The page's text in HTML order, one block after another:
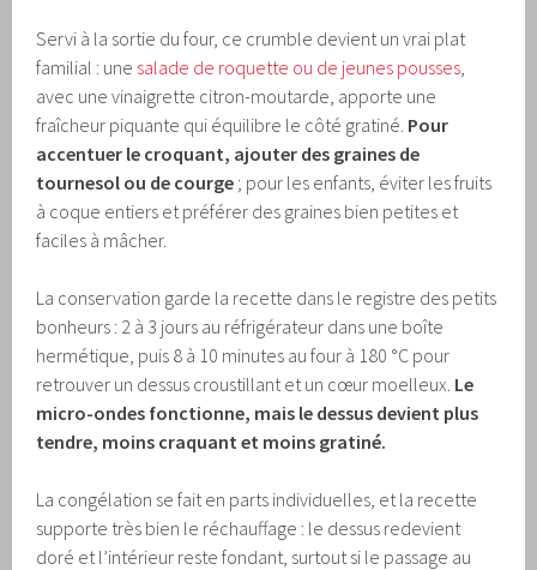
Servi à la sortie du four, ce crumble devient un vrai plat
familial : une salade de roquette ou de jeunes pousses
avec une vinaigrette citron-moutarde, apporte une
fraîcheur piquante qui équilibre le côté gratiné. Pour
accentuer le croquant, ajouter des graines de
tournesol ou de courge ; pour les enfants, éviter les fruits
à coque entiers et préférer des graines bien petites et
faciles à mâcher.
La conservation garde la recette dans le registre des petits
bonheurs : 2 à 3 jours au réfrigérateur dans une boîte
hermétique, puis 8 à 10 minutes au four à 180 °C pour
retrouver un dessus croustillant et un cœur moelleux. Le
micro-ondes fonctionne, mais le dessus devient plus
tendre, moins craquant et moins gratiné.
La congélation se fait en parts individuelles, et la recette
supporte très bien le réchauffage : le dessus redevient
doré et l’intérieur reste fondant, surtout si le passage au